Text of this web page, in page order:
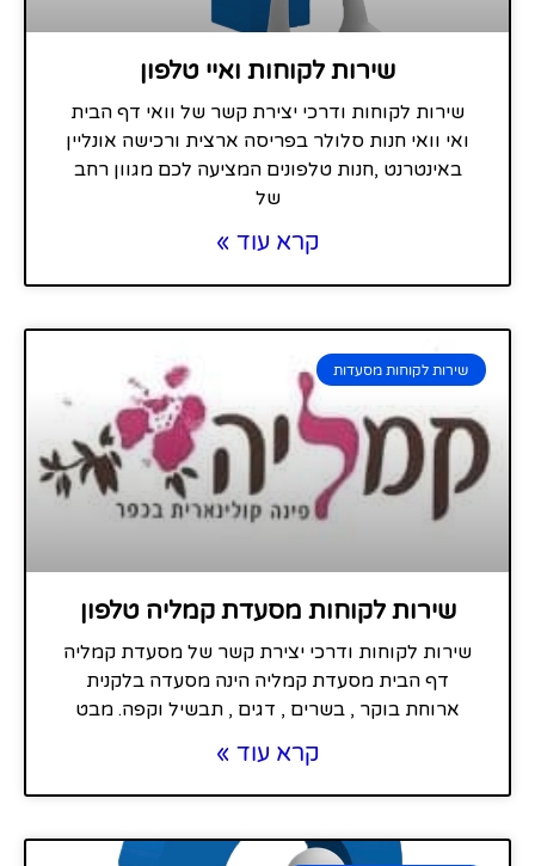
שירות לקוחות ואיי טלפון
שירות לקוחות ודרכי יצירת קשר של וואי דף הבית
ואי וואי חנות סלולר בפריסה ארצית ורכישה אונליין
באינטרנט ,חנות טלפונים המציעה לכם מגוון רחב
של
קרא עוד »
שירות לקוחות מסעדות
שירות לקוחות מסעדת קמליה טלפון
שירות לקוחות ודרכי יצירת קשר של מסעדת קמליה
דף הבית מסעדת קמליה הינה מסעדה בלקנית
ארוחת בוקר , בשרים , דגים , תבשיל וקפה. מבט
קרא עוד »